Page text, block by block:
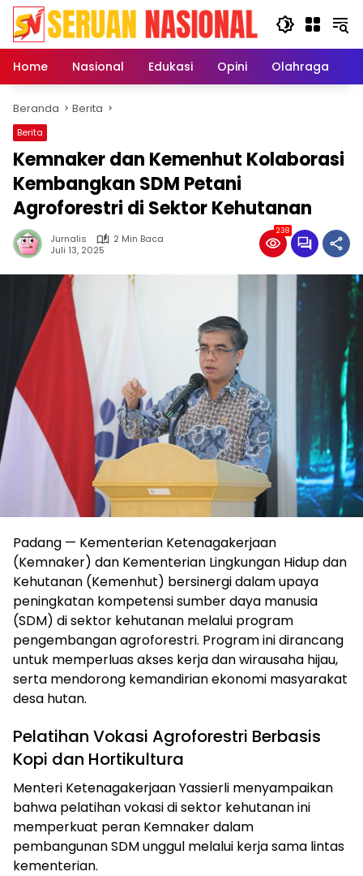
Langsung
konten
Home
Nasional Edukasi Opini Olahraga
Beranda Berita
Berita
Kemnaker dan Kemenhut Kolaborasi
Kembangkan SDM Petani
Agroforestri di Sektor Kehutanan
Jurnalis
2 Min Baca
Juli 13, 2025
238
Padang — Kementerian Ketenagakerjaan
(Kemnaker) dan Kementerian Lingkungan Hidup dan
Kehutanan (Kemenhut) bersinergi dalam upaya
peningkatan kompetensi sumber daya manusia
(SDM) di sektor kehutanan melalui program
pengembangan agroforestri. Program ini dirancang
untuk memperluas akses kerja dan wirausaha hijau,
serta mendorong kemandirian ekonomi masyarakat
desa hutan.
Pelatihan Vokasi Agroforestri Berbasis
Kopi dan Hortikultura
Menteri Ketenagakerjaan Yassierli menyampaikan
bahwa pelatihan vokasi di sektor kehutanan ini
memperkuat peran Kemnaker dalam
pembangunan SDM unggul melalui kerja sama lintas
kementerian.